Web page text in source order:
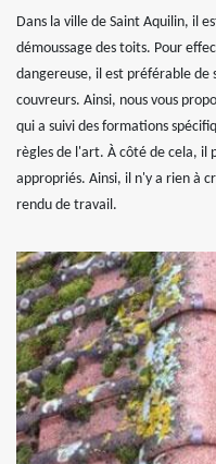
Dans la ville de Saint Aquilin, il
démoussage des toits. Pour
dangereuse, il est préférable de
couvreurs. Ainsi, nous vous
qui a suivi des formations
règles de l'art. À côté de cela, il
appropriés. Ainsi, il n'y a rien à
rendu de travail.